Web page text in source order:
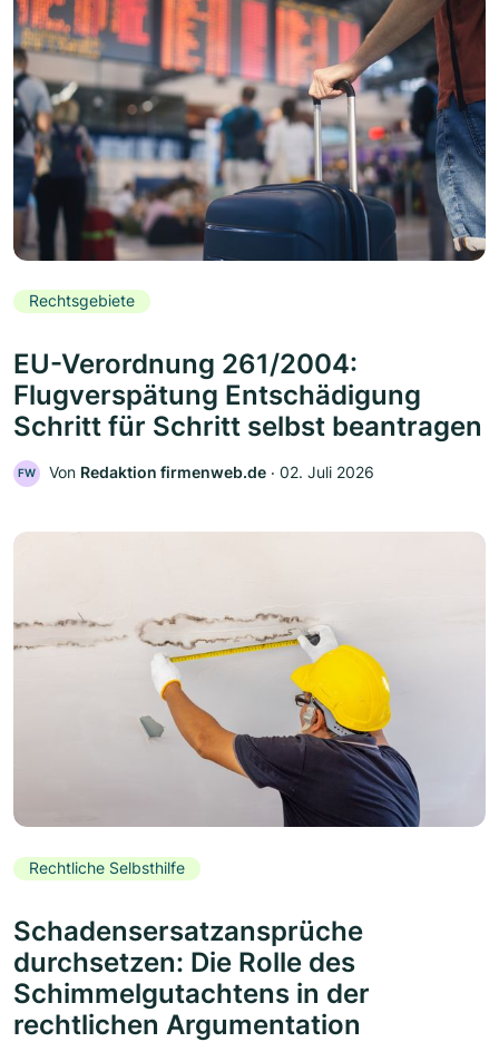
Rechtsgebiete
EU-Verordnung 261/2004:
Flugverspätung Entschädigung
Schritt für Schritt selbst beantragen
FW Von Redaktion firmenweb.de ‧ 02. Juli 2026
Rechtliche Selbsthilfe
Schadensersatzansprüche
durchsetzen: Die Rolle des
Schimmelgutachtens in der
rechtlichen Argumentation